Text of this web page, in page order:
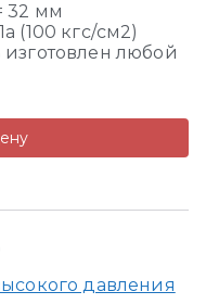
32 мм
(100 кгс/см2)
любой
давления